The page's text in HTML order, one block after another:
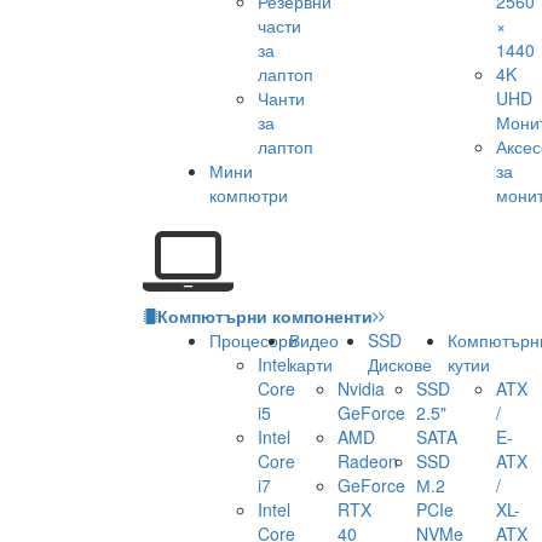
части
за
лаптоп
Чанти
за
лаптоп
Мини
компютри
×
1440
4K
UHD
за
Компютърни компоненти
Процесори
Intel
Core
i5
Intel
Core
i7
Intel
Core
Видео
карти
Nvidia
GeForce
AMD
Radeon
GeForce
RTX
40
SSD
Дискове
SSD
2.5"
SATA
SSD
М.2
PCIe
NVMe
кутии
ATX
/
E-
ATX
/
XL-
ATX